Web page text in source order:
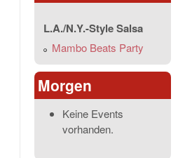
L.A./N.Y.-Style Salsa
Mambo Beats Party
Morgen
Keine Events
vorhanden.